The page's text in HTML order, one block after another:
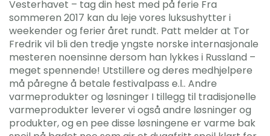
Vesterhavet – tag din hest med på ferie Fra
sommeren 2017 kan du leje vores luksushytter i
weekender og ferier året rundt. Patt melder at Tor
Fredrik vil bli den tredje yngste norske internasjonale
mesteren noensinne dersom han lykkes i Russland –
meget spennende! Utstillere og deres medhjelpere
må påregne å betale festivalpass e.l.. Andre
varmeprodukter og løsninger I tillegg til tradisjonelle
varmeprodukter leverer vi også andre løsninger og
produkter, og en pee disse løsningene er varme bak